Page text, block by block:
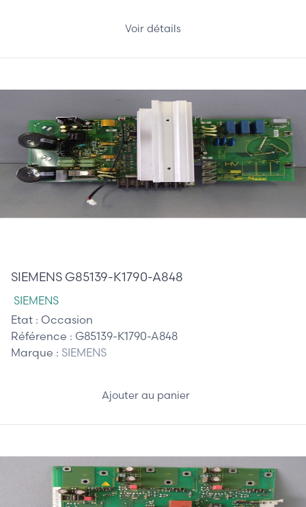
Voir détails
SIEMENS G85139-K1790-A848
SIEMENS
Etat : Occasion
Référence : G85139-K1790-A848
Marque : SIEMENS
Ajouter au panier